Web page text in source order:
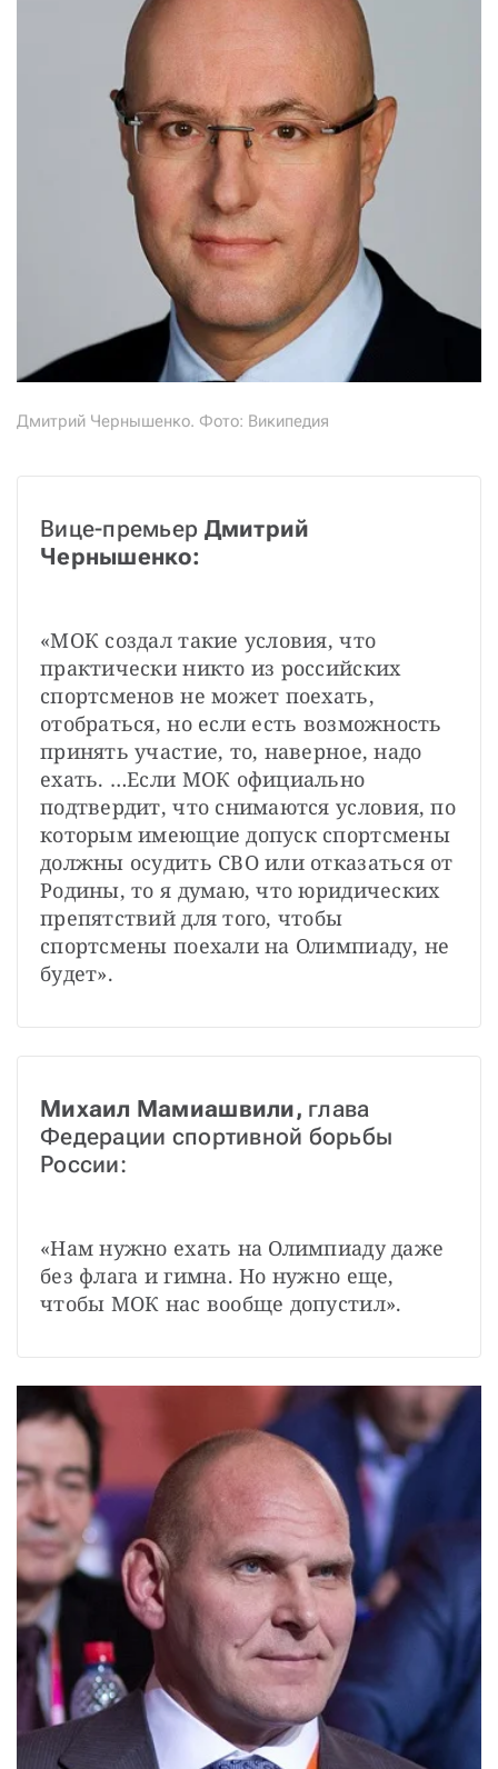
Дмитрий Чернышенко. Фото: Википедия
Вице-премьер Дмитрий
Чернышенко:
«МОК создал такие условия, что
практически никто из российских
спортсменов не может поехать,
отобраться, но если есть возможность
принять участие, то, наверное, надо
ехать. …Если МОК официально
подтвердит, что снимаются условия, по
которым имеющие допуск спортсмены
должны осудить СВО или отказаться от
Родины, то я думаю, что юридических
препятствий для того, чтобы
спортсмены поехали на Олимпиаду, не
будет».
Михаил Мамиашвили, глава
Федерации спортивной борьбы
России:
«Нам нужно ехать на Олимпиаду даже
без флага и гимна. Но нужно еще,
чтобы МОК нас вообще допустил».